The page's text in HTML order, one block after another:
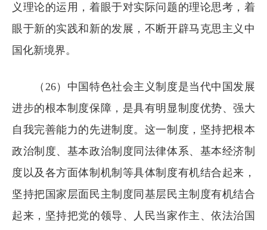
义理论的运用，着眼于对实际问题的理论思考，着
眼于新的实践和新的发展，不断开辟马克思主义中
国化新境界。
（26）中国特色社会主义制度是当代中国发展
进步的根本制度保障，是具有明显制度优势、强大
自我完善能力的先进制度。这一制度，坚持把根本
政治制度、基本政治制度同法律体系、基本经济制
度以及各方面体制机制等具体制度有机结合起来，
坚持把国家层面民主制度同基层民主制度有机结合
起来，坚持把党的领导、人民当家作主、依法治国